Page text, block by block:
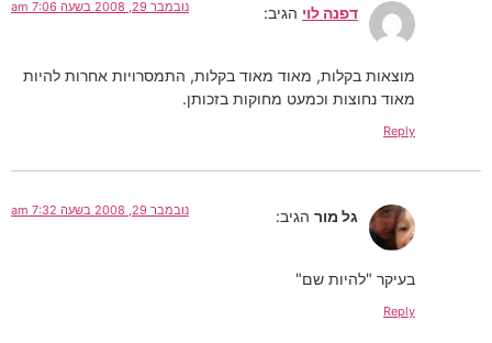
דפנה לוי הגיב: נובמבר 29, 2008 בשעה 7:06 am
מוצאות בקלות, מאוד מאוד בקלות, התמסרויות אחרות להיות
מאוד נחוצות וכמעט מחוקות בזכותן.
Reply
גל מור הגיב: נובמבר 29, 2008 בשעה 7:32 am
בעיקר "להיות שם"
Reply